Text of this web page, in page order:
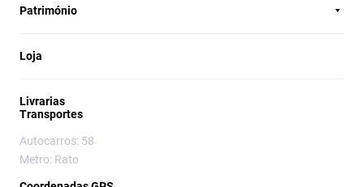
Património
Loja
Livrarias
Transportes
Autocarros: 58
Metro: Rato